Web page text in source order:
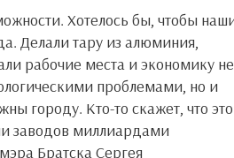
Делали тару из алюминия,
рабочие места и экономику не
проблемами, но и
городу. Кто-то скажет, что это
заводов миллиардами
Братска Сергея